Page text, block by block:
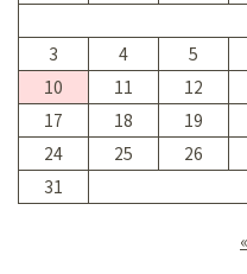
3
4 5
10
11 12
17
18 19
24
25 26
31